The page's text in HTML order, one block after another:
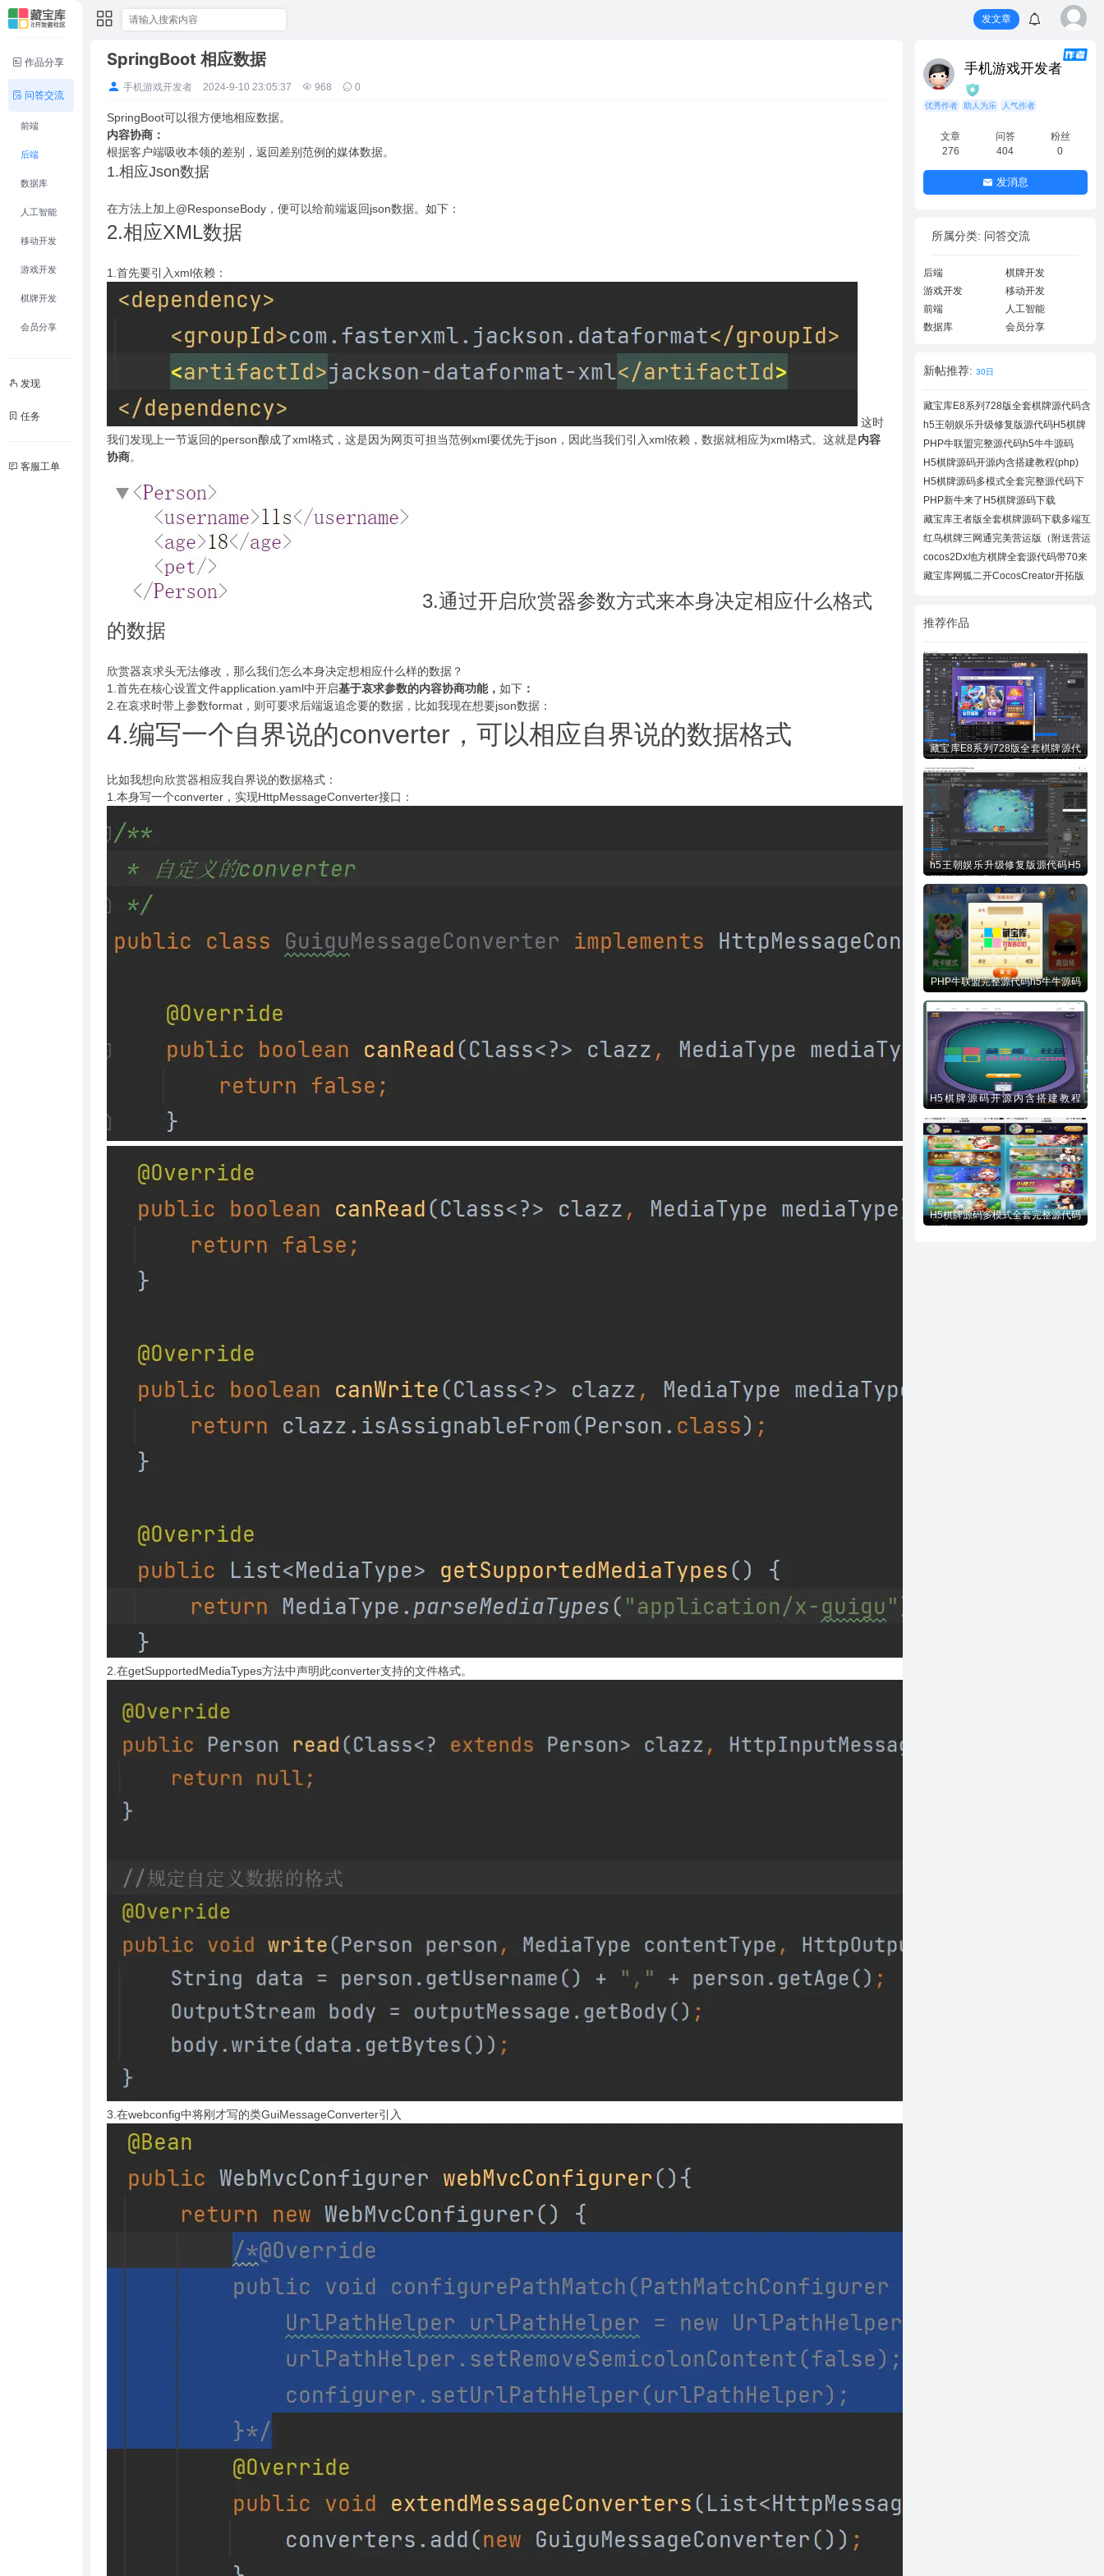
作品分享
问答交流
前端
后端
数据库
人工智能
移动开发
游戏开发
棋牌开发
会员分享
发现
任务
客服工单
发文章
SpringBoot 相应数据
手机游戏开发者 2024-9-10 23:05:37 968 0
SpringBoot可以很方便地相应数据。
内容协商：
根据客户端吸收本领的差别，返回差别范例的媒体数据。
1.相应Json数据
在方法上加上@ResponseBody，便可以给前端返回json数据。如下：
2.相应XML数据
1.首先要引入xml依赖：
这时
我们发现上一节返回的person酿成了xml格式，这是因为网页可担当范例xml要优先于json，因此当我们引入xml依赖，数据就相应为xml格式。这就是内容
协商。
3.通过开启欣赏器参数方式来本身决定相应什么格式
的数据
欣赏器哀求头无法修改，那么我们怎么本身决定想相应什么样的数据？
1.首先在核心设置文件application.yaml中开启基于哀求参数的内容协商功能， 如下 ：
2.在哀求时带上参数format，则可要求后端返追念要的数据，比如我现在想要json数据：
4.编写一个自界说的converter，可以相应自界说的数据格式
比如我想向欣赏器相应我自界说的数据格式：
1.本身写一个converter，实现HttpMessageConverter接口：
2.在getSupportedMediaTypes方法中声明此converter支持的文件格式。
3.在webconfig中将刚才写的类GuiMessageConverter引入
手机游戏开发者
优秀作者 助人为乐 人气作者
文章
276
问答
404
粉丝
0
发消息
所属分类: 问答交流
后端
棋牌开发
游戏开发
移动开发
前端
人工智能
数据库
会员分享
新帖推荐: 30日
藏宝库E8系列728版全套棋牌源代码含
728UI工
h5王朝娱乐升级修复版源代码H5棋牌
全套源码
PHP牛联盟完整源代码h5牛牛源码
H5棋牌源码开源内含搭建教程(php)
H5棋牌源码多模式全套完整源代码下
载
PHP新牛来了H5棋牌源码下载
藏宝库王者版全套棋牌源码下载多端互
通棋牌
红鸟棋牌三网通完美营运版（附送营运
教程）
cocos2Dx地方棋牌全套源代码带70来
款子游戏
藏宝库网狐二开CocosCreator开拓版
推荐作品
藏宝库E8系列728版全套棋牌源代
码下载
h5王朝娱乐升级修复版源代码H5
PHP牛联盟完整源代码h5牛牛源码
H5棋牌源码开源内含搭建教程
H5棋牌源码多模式全套完整源代码